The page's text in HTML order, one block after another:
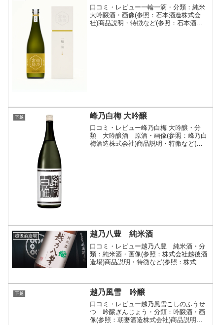
口コミ・レビュー一輪一滴・分類：純米
大吟醸酒・画像(参照：石本酒造株式会
社)商品説明・特徴など(参照：石本酒造
下越 峰乃白梅 大吟醸
口コミ・レビュー峰乃白梅 大吟醸・分
類 大吟醸酒 原酒・画像(参照：峰乃白
梅酒造株式会社)商品説明・特徴など(参
越後酒造場 越乃八豊 純米酒
口コミ・レビュー越乃八豊 純米酒・分
類：純米酒・画像(参照：株式会社越後酒
造場)商品説明・特徴など(参照：株式会
「きめ細やかさ」を兼ね備えた 口あたり
抜群の自信作で...
下越 越乃風雪 吟醸
口コミ・レビュー越乃風雪こしのふうせ
つ 吟醸ぎんじょう・分類：吟醸酒・画
像(参照：朝妻酒造株式会社)商品説明・